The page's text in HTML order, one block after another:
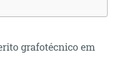
grafotécnico em